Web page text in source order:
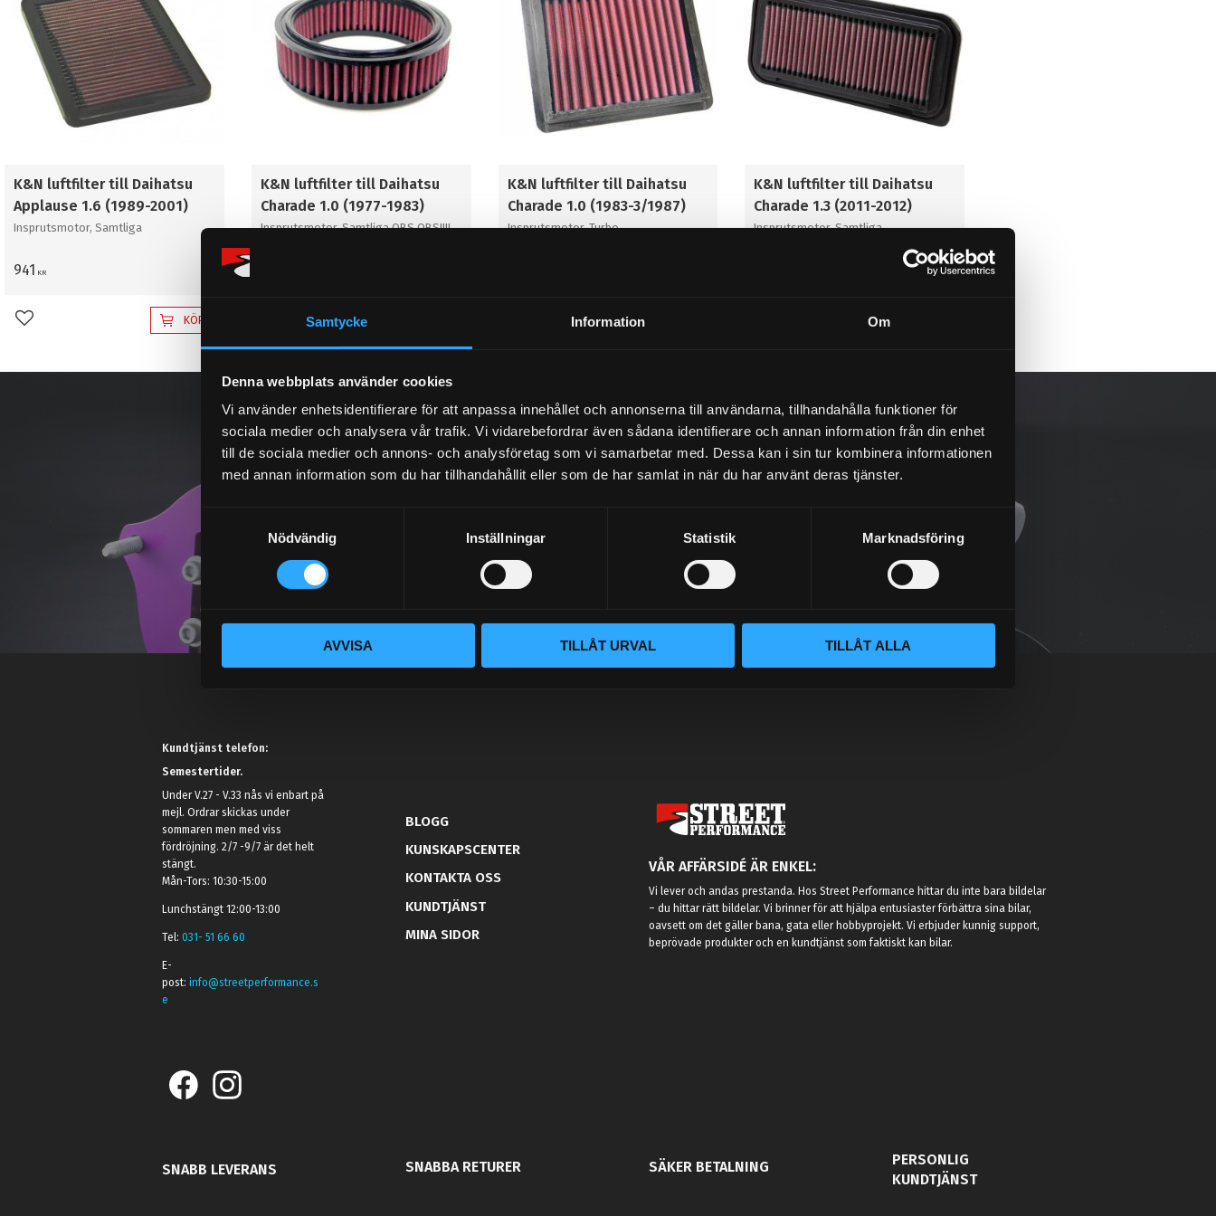
Samtycke Information Om
Denna webbplats använder cookies
Vi använder enhetsidentifierare för att anpassa innehållet och annonserna till användarna, tillhandahålla funktioner för
sociala medier och analysera vår trafik. Vi vidarebefordrar även sådana identifierare och annan information från din enhet
till de sociala medier och annons- och analysföretag som vi samarbetar med. Dessa kan i sin tur kombinera informationen
med annan information som du har tillhandahållit eller som de har samlat in när du har använt deras tjänster.
m
t
c
k
l
Nödvändig Inställningar Statistik Marknadsföring
AVVISA TILLÅT URVAL TILLÅT ALLA
K&N luftfilter till Daihatsu
Applause 1.6 (1989-2001)
Insprutsmotor, Samtliga
941 KR
Lägg till i favoriter KÖP
K&N luftfilter till Daihatsu
Charade 1.0 (1977-1983)
Insprutsmotor, Samtliga OBS OBS!!!!
Lägg till i favoriter
K&N luftfilter till Daihatsu
Charade 1.0 (1983-3/1987)
Insprutsmotor, Turbo
Lägg till i favoriter
K&N luftfilter till Daihatsu
Charade 1.3 (2011-2012)
Insprutsmotor, Samtliga
Lägg till i favoriter
NYHETSBREV
PRENUMERERA
Kundtjänst telefon:
Semestertider.
Under V.27 - V.33 nås vi enbart på
mejl. Ordrar skickas under
sommaren men med viss
fördröjning. 2/7 -9/7 är det helt
stängt.
Mån-Tors: 10:30-15:00
Lunchstängt 12:00-13:00
Tel:031- 51 66 60
E-
post:info@streetperformance.s
e
BLOGG
KUNSKAPSCENTER
KONTAKTA OSS
KUNDTJÄNST
MINA SIDOR
VÅR AFFÄRSIDÉ ÄR ENKEL:
Vi lever och andas prestanda. Hos Street Performance hittar du inte bara bildelar
– du hittar rätt bildelar. Vi brinner för att hjälpa entusiaster förbättra sina bilar,
oavsett om det gäller bana, gata eller hobbyprojekt. Vi erbjuder kunnig support,
beprövade produkter och en kundtjänst som faktiskt kan bilar.
SNABB LEVERANS SNABBA RETURER SÄKER BETALNING
PERSONLIG
KUNDTJÄNST